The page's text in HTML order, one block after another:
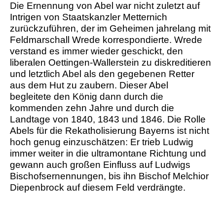
Die Ernennung von Abel war nicht zuletzt auf
Intrigen von Staatskanzler Metternich
zurückzuführen, der im Geheimen jahrelang mit
Feldmarschall Wrede korrespondierte. Wrede
verstand es immer wieder geschickt, den
liberalen Oettingen-Wallerstein zu diskreditieren
und letztlich Abel als den gegebenen Retter
aus dem Hut zu zaubern. Dieser Abel
begleitete den König dann durch die
kommenden zehn Jahre und durch die
Landtage von 1840, 1843 und 1846. Die Rolle
Abels für die Rekatholisierung Bayerns ist nicht
hoch genug einzuschätzen: Er trieb Ludwig
immer weiter in die ultramontane Richtung und
gewann auch großen Einfluss auf Ludwigs
Bischofsernennungen, bis ihn Bischof Melchior
Diepenbrock auf diesem Feld verdrängte.